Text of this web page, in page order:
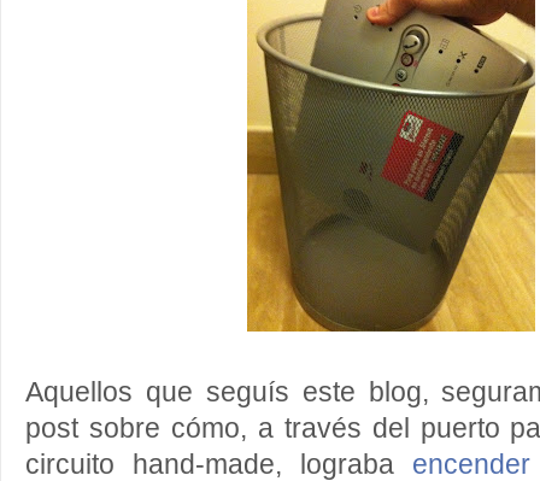
Aquellos que seguís este blog,
post sobre cómo, a través del puerto
circuito hand-made, lograba